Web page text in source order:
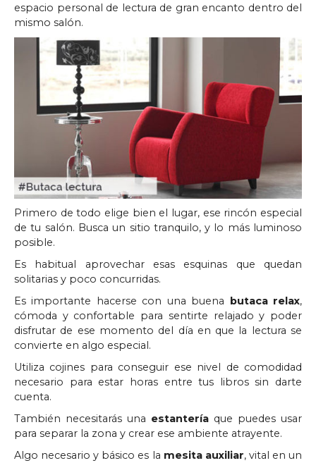
espacio personal de lectura de gran encanto dentro del
mismo salón.
Primero de todo elige bien el lugar, ese rincón especial
de tu salón. Busca un sitio tranquilo, y lo más luminoso
posible.
Es habitual aprovechar esas esquinas que quedan
solitarias y poco concurridas.
Es importante hacerse con una buena
butaca relax,
cómoda y confortable para sentirte relajado y poder
disfrutar de ese momento del día en que la lectura se
convierte en algo especial.
Utiliza cojines para conseguir ese nivel de comodidad
necesario para estar horas entre tus libros sin darte
cuenta.
También necesitarás una estantería que puedes usar
para separar la zona y crear ese ambiente atrayente.
Algo necesario y básico es la mesita auxiliar, vital en un